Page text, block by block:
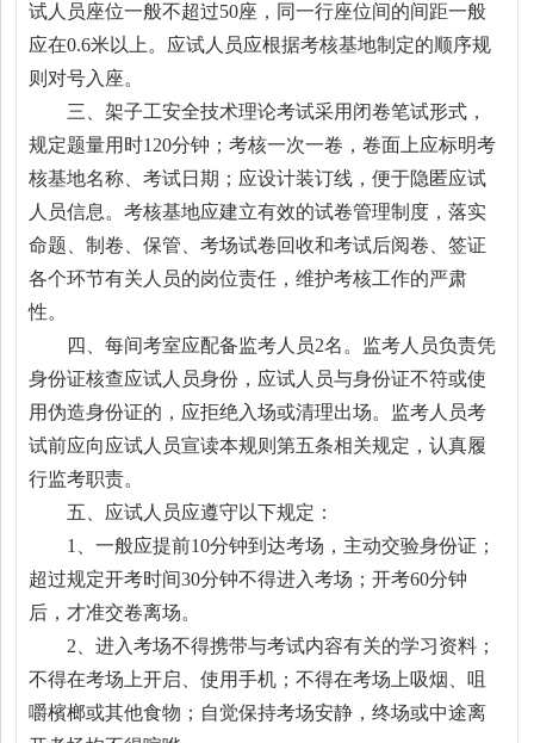
试人员座位一般不超过50座，同一行座位间的间距一般
应在0.6米以上。应试人员应根据考核基地制定的顺序规
则对号入座。
三、架子工安全技术理论考试采用闭卷笔试形式，
规定题量用时120分钟；考核一次一卷，卷面上应标明考
核基地名称、考试日期；应设计装订线，便于隐匿应试
人员信息。考核基地应建立有效的试卷管理制度，落实
命题、制卷、保管、考场试卷回收和考试后阅卷、签证
各个环节有关人员的岗位责任，维护考核工作的严肃
性。
四、每间考室应配备监考人员2名。监考人员负责凭
身份证核查应试人员身份，应试人员与身份证不符或使
用伪造身份证的，应拒绝入场或清理出场。监考人员考
试前应向应试人员宣读本规则第五条相关规定，认真履
行监考职责。
五、应试人员应遵守以下规定：
1、一般应提前10分钟到达考场，主动交验身份证；
超过规定开考时间30分钟不得进入考场；开考60分钟
后，才准交卷离场。
2、进入考场不得携带与考试内容有关的学习资料；
不得在考场上开启、使用手机；不得在考场上吸烟、咀
嚼檳榔或其他食物；自觉保持考场安静，终场或中途离